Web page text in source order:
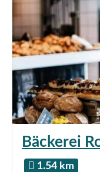
Bäckerei
1.54 km